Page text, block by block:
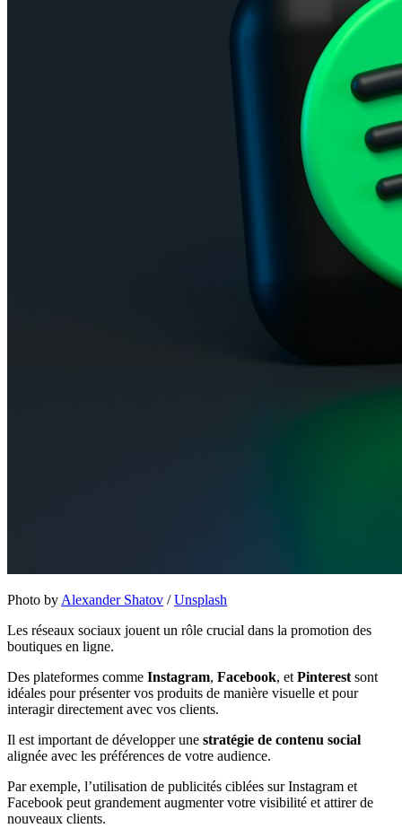
Photo byAlexander Shatov /Unsplash
Les réseaux sociaux jouent un rôle crucial dans la promotion des
boutiques en ligne.
Des plateformes comme Instagram, Facebook, etPinterestsont
idéales pour présenter vos produits de manière visuelle et pour
interagir directement avec vos clients.
Il est important de développer une stratégie de contenu social
alignée avec les préférences de votre audience.
Par exemple, l’utilisation de publicités ciblées sur Instagram et
Facebook peut grandement augmenter votre visibilité et attirer de
nouveaux clients.